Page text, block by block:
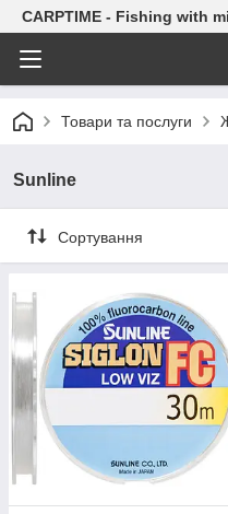
CARPTIME - Fishing with
Товари та послуги
Sunline
Сортування